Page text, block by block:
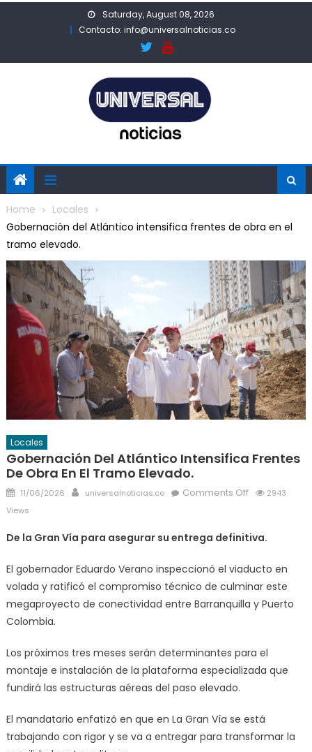
Saturday, August 08, 2026
Contacto: info@universalnoticias.co
Home
Locales
Gobernación del Atlántico intensifica frentes de obra en el
tramo elevado.
Locales
Gobernación Del Atlántico Intensifica Frentes
De Obra En El Tramo Elevado.
Posted
on
11/06/2026 Author
universalnoticias.co Comments Offon
Atlántico
frentes
de
obra
tramo
elevado.
2943
Views
De la Gran Vía para asegurar su entrega definitiva.
El gobernador Eduardo Verano inspeccionó el viaducto en
volada y ratificó el compromiso técnico de culminar este
megaproyecto de conectividad entre Barranquilla y Puerto
Colombia.
Los próximos tres meses serán determinantes para el
montaje e instalación de la plataforma especializada que
fundirá las estructuras aéreas del paso elevado.
El mandatario enfatizó en que en La Gran Vía se está
trabajando con rigor y se va a entregar para transformar la